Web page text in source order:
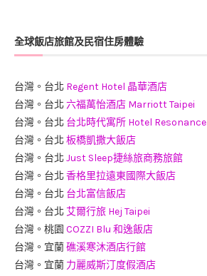
全球飯店旅館及民宿住房體驗
台灣。台北 Regent Hotel 晶華酒店
台灣。台北 六福萬怡酒店 Marriott Taipei
台灣。台北 台北時代寓所 Hotel Resonance
台灣。台北 板橋凱撒大飯店
台灣。台北 Just Sleep捷絲旅商務旅館
台灣。台北 香格里拉遠東國際大飯店
台灣。台北 台北富信飯店
台灣。台北 艾爾行旅 Hej Taipei
台灣。桃園 COZZI Blu 和逸飯店
台灣。宜蘭礁溪寒沐酒店行館
台灣。宜蘭 力麗威斯汀度假酒店